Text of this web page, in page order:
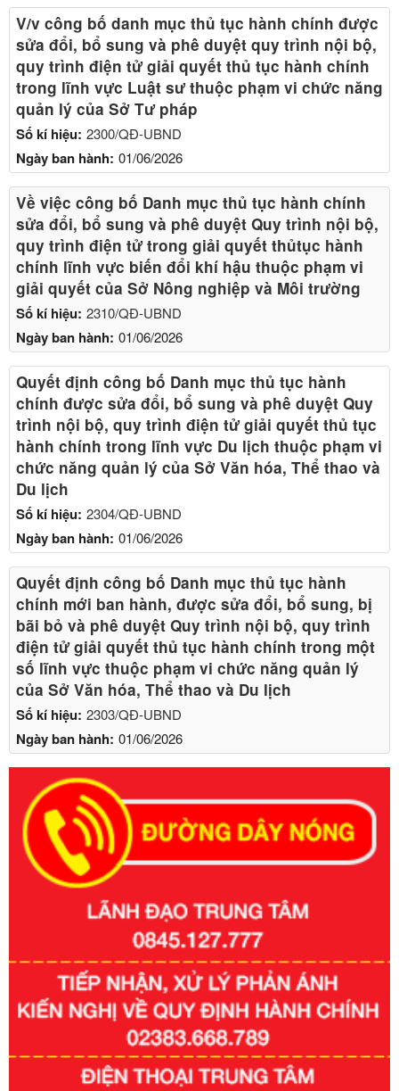
Số kí hiệu: 2300/QĐ-UBND
Ngày ban hành: 01/06/2026
V/v công bố danh mục thủ tục hành chính được
sửa đổi, bổ sung và phê duyệt quy trình nội bộ,
quy trình điện tử giải quyết thủ tục hành chính
trong lĩnh vực Luật sư thuộc phạm vi chức năng
quản lý của Sở Tư pháp
Số kí hiệu: 2310/QĐ-UBND
Ngày ban hành: 01/06/2026
Về việc công bố Danh mục thủ tục hành chính
sửa đổi, bổ sung và phê duyệt Quy trình nội bộ,
quy trình điện tử trong giải quyết thủtục hành
chính lĩnh vực biến đổi khí hậu thuộc phạm vi
giải quyết của Sở Nông nghiệp và Môi trường
Số kí hiệu: 2304/QĐ-UBND
Ngày ban hành: 01/06/2026
Quyết định công bố Danh mục thủ tục hành
chính được sửa đổi, bổ sung và phê duyệt Quy
trình nội bộ, quy trình điện tử giải quyết thủ tục
hành chính trong lĩnh vực Du lịch thuộc phạm vi
chức năng quản lý của Sở Văn hóa, Thể thao và
Du lịch
Số kí hiệu: 2303/QĐ-UBND
Ngày ban hành: 01/06/2026
Quyết định công bố Danh mục thủ tục hành
chính mới ban hành, được sửa đổi, bổ sung, bị
bãi bỏ và phê duyệt Quy trình nội bộ, quy trình
điện tử giải quyết thủ tục hành chính trong một
số lĩnh vực thuộc phạm vi chức năng quản lý
của Sở Văn hóa, Thể thao và Du lịch